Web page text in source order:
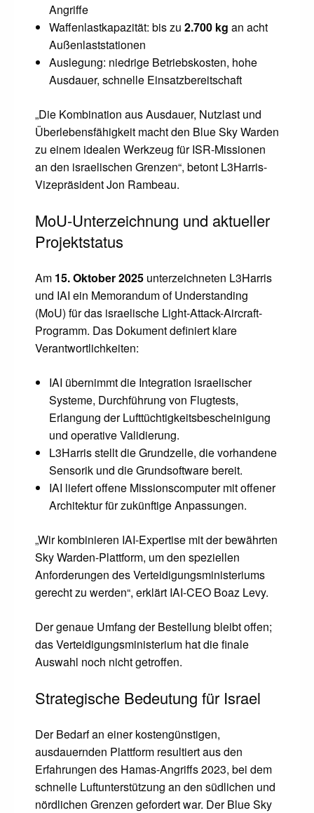
Angriffe
Waffenlastkapazität: bis zu 2.700 kg an acht
Außenlaststationen
Auslegung: niedrige Betriebskosten, hohe
Ausdauer, schnelle Einsatzbereitschaft
„Die Kombination aus Ausdauer, Nutzlast und
Überlebensfähigkeit macht den Blue Sky Warden
zu einem idealen Werkzeug für ISR-Missionen
an den israelischen Grenzen“, betont L3Harris-
Vizepräsident Jon Rambeau.
MoU-Unterzeichnung und aktueller
Projektstatus
Am 15. Oktober 2025 unterzeichneten L3Harris
und IAI ein Memorandum of Understanding
(MoU) für das israelische Light-Attack-Aircraft-
Programm. Das Dokument definiert klare
Verantwortlichkeiten:
IAI übernimmt die Integration israelischer
Systeme, Durchführung von Flugtests,
Erlangung der Lufttüchtigkeitsbescheinigung
und operative Validierung.
L3Harris stellt die Grundzelle, die vorhandene
Sensorik und die Grundsoftware bereit.
IAI liefert offene Missionscomputer mit offener
Architektur für zukünftige Anpassungen.
„Wir kombinieren IAI-Expertise mit der bewährten
Sky Warden-Plattform, um den speziellen
Anforderungen des Verteidigungsministeriums
gerecht zu werden“, erklärt IAI-CEO Boaz Levy.
Der genaue Umfang der Bestellung bleibt offen;
das Verteidigungsministerium hat die finale
Auswahl noch nicht getroffen.
Strategische Bedeutung für Israel
Der Bedarf an einer kostengünstigen,
ausdauernden Plattform resultiert aus den
Erfahrungen des Hamas-Angriffs 2023, bei dem
schnelle Luftunterstützung an den südlichen und
nördlichen Grenzen gefordert war. Der Blue Sky